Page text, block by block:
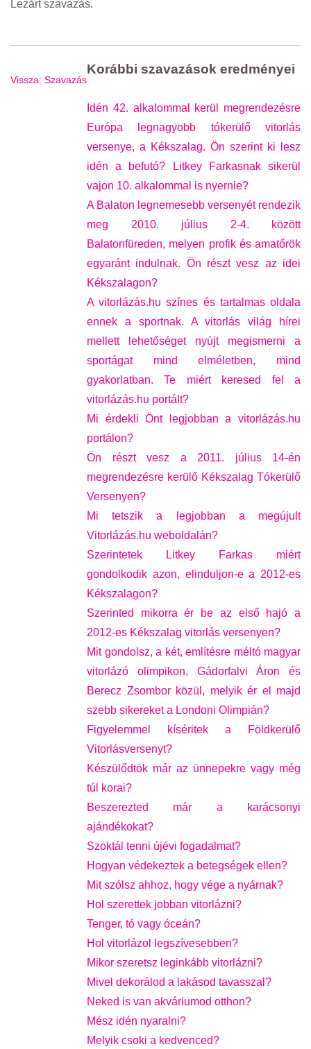
Lezárt szavazás.
Vissza: Szavazás
Korábbi szavazások eredményei
Idén 42. alkalommal kerül megrendezésre
Európa legnagyobb tókerülő vitorlás
versenye, a Kékszalag. Ön szerint ki lesz
idén a befutó? Litkey Farkasnak sikerül
vajon 10. alkalommal is nyernie?
A Balaton legnemesebb versenyét rendezik
meg 2010. július 2-4. között
Balatonfüreden, melyen profik és amatőrök
egyaránt indulnak. Ön részt vesz az idei
Kékszalagon?
A vitorlázás.hu színes és tartalmas oldala
ennek a sportnak. A vitorlás világ hírei
mellett lehetőséget nyújt megismerni a
sportágat mind elméletben, mind
gyakorlatban. Te miért keresed fel a
vitorlázás.hu portált?
Mi érdekli Önt legjobban a vitorlázás.hu
portálon?
Ön részt vesz a 2011. július 14-én
megrendezésre kerülő Kékszalag Tókerülő
Versenyen?
Mi tetszik a legjobban a megújult
Vitorlázás.hu weboldalán?
Szerintetek Litkey Farkas miért
gondolkodik azon, elinduljon-e a 2012-es
Kékszalagon?
Szerinted mikorra ér be az első hajó a
2012-es Kékszalag vitorlás versenyen?
Mit gondolsz, a két, említésre méltó magyar
vitorlázó olimpikon, Gádorfalvi Áron és
Berecz Zsombor közül, melyik ér el majd
szebb sikereket a Londoni Olimpián?
Figyelemmel kíséritek a Földkerülő
Vitorlásversenyt?
Készülődtök már az ünnepekre vagy még
túl korai?
Beszerezted már a karácsonyi
ajándékokat?
Szoktál tenni újévi fogadalmat?
Hogyan védekeztek a betegségek ellen?
Mit szólsz ahhoz, hogy vége a nyárnak?
Hol szerettek jobban vitorlázni?
Tenger, tó vagy óceán?
Hol vitorlázol legszívesebben?
Mikor szeretsz leginkább vitorlázni?
Mivel dekorálod a lakásod tavasszal?
Neked is van akváriumod otthon?
Mész idén nyaralni?
Melyik csoki a kedvenced?